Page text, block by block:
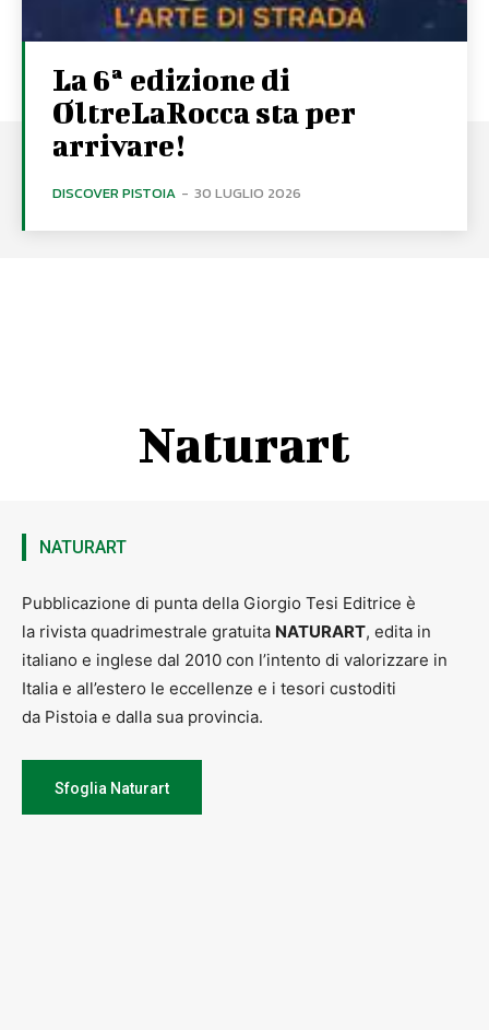
La 6ª edizione di
OltreLaRocca sta per
arrivare!
DISCOVER PISTOIA - 30 LUGLIO 2026
Naturart
NATURART
Pubblicazione di punta della Giorgio Tesi Editrice è
la rivista quadrimestrale gratuita NATURART, edita in
italiano e inglese dal 2010 con l’intento di valorizzare in
Italia e all’estero le eccellenze e i tesori custoditi
da Pistoia e dalla sua provincia.
Sfoglia Naturart